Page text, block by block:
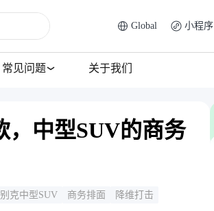
Global 小程序
常见问题 关于我们
，中型SUV的商务
别克中型SUV 商务排面
降维打击